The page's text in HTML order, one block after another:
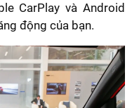
CarPlay và Android
động của bạn.